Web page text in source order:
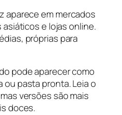
aparece em mercados
e lojas online.
próprias para
pode aparecer como
pasta pronta. Leia o
versões são mais
doces.